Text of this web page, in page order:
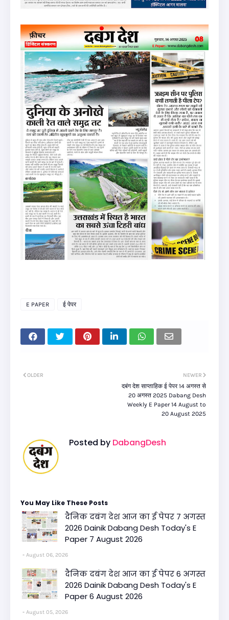
E PAPER ई पेपर
NEWER
दबंग देश साप्ताहिक ई पेपर 14 अगस्त से
20 अगस्त 2025 Dabang Desh
Weekly E Paper 14 August to
20 August 2025
OLDER
Posted by DabangDesh
You May Like These Posts
दैनिक दबंग देश आज का ई पेपर 7 अगस्त
2026 Dainik Dabang Desh Today's E
Paper 7 August 2026
August 06, 2026
दैनिक दबंग देश आज का ई पेपर 6 अगस्त
2026 Dainik Dabang Desh Today's E
Paper 6 August 2026
August 05, 2026